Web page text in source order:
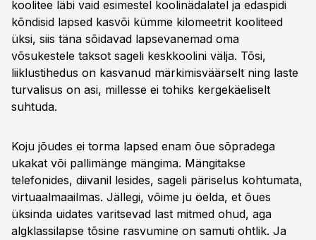
koolitee läbi vaid esimestel koolinädalatel ja edaspidi
kõndisid lapsed kasvõi kümme kilomeetrit kooliteed
üksi, siis täna sõidavad lapsevanemad oma
võsukestele taksot sageli keskkoolini välja. Tõsi,
liiklustihedus on kasvanud märkimisväärselt ning laste
turvalisus on asi, millesse ei tohiks kergekäeliselt
suhtuda.
Koju jõudes ei torma lapsed enam õue sõpradega
ukakat või pallimänge mängima. Mängitakse
telefonides, diivanil lesides, sageli päriselus kohtumata,
virtuaalmaailmas. Jällegi, võime ju öelda, et õues
üksinda uidates varitsevad last mitmed ohud, aga
algklassilapse tõsine rasvumine on samuti ohtlik. Ja